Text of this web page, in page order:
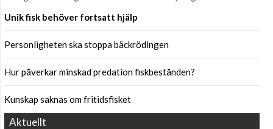
Unik fisk behöver fortsatt hjälp
Personligheten ska stoppa bäckrödingen
Hur påverkar minskad predation fiskbestånden?
Kunskap saknas om fritidsfisket
Aktuellt